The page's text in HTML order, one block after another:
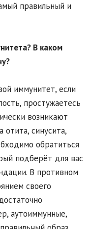
правильный и
В каком
иммунитет, если
простужаетесь
возникают
отита, синусита,
обратиться
подберёт для вас
В противном
своего
аутоиммунные,